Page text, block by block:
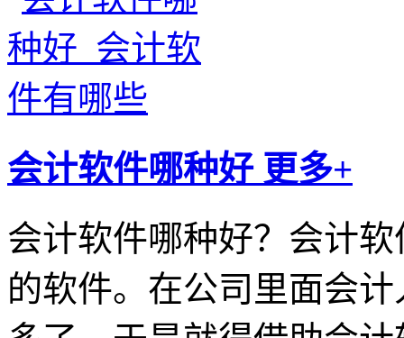
会计软件哪种好 更多+
会计软件哪种好？会计
的软件。在公司里面会